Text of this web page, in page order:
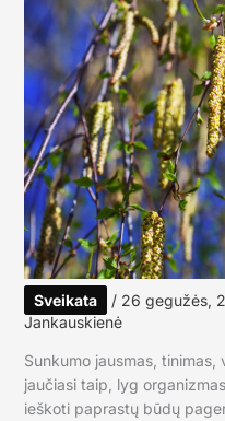
Sveikata / 26 gegužės,
Jankauskienė
Sunkumo jausmas,
jaučiasi taip, lyg
ieškoti paprastų būdų